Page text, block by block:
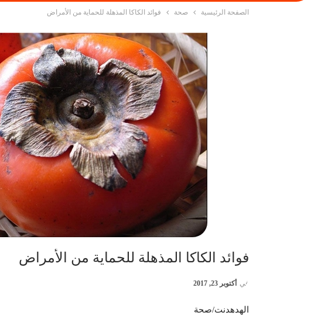
الصفحة الرئيسية صحة فوائد الكاكا المذهلة للحماية من الأمراض
فوائد الكاكا المذهلة للحماية من الأمراض
في أكتوبر 23, 2017
الهدهدنت/صحة